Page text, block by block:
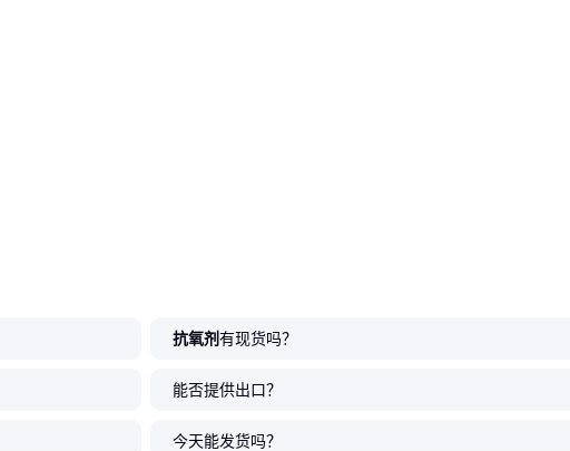
抗氧剂有现货吗？
能否提供出口？
今天能发货吗？